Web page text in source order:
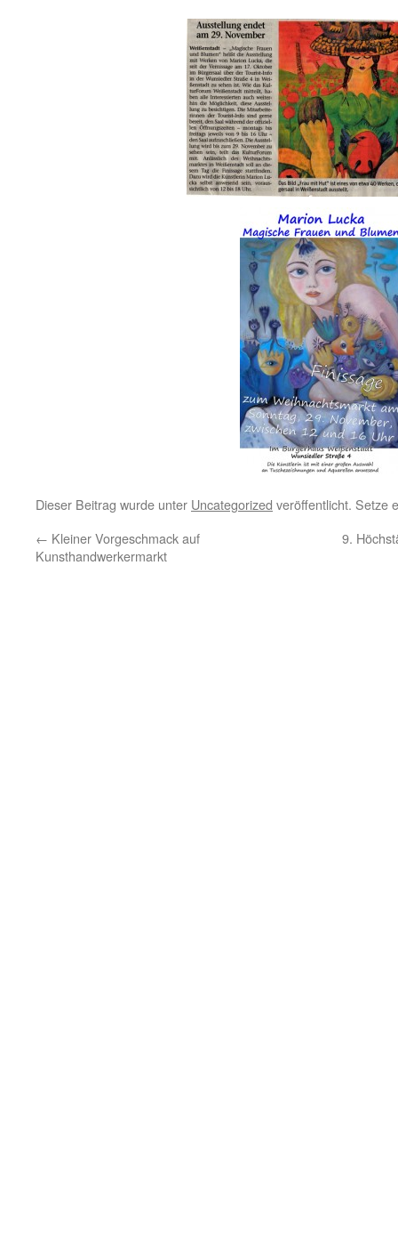
Dieser Beitrag wurde unter Uncategorized veröffentlicht. Setze
← Kleiner Vorgeschmack auf
Kunsthandwerkermarkt
9.